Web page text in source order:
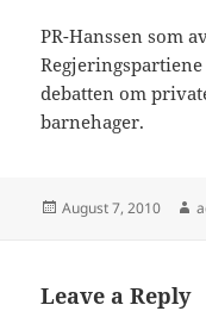
PR-Hanssen som
debatten om
barnehager.
Posted
August 7, 2010
Leave a Reply